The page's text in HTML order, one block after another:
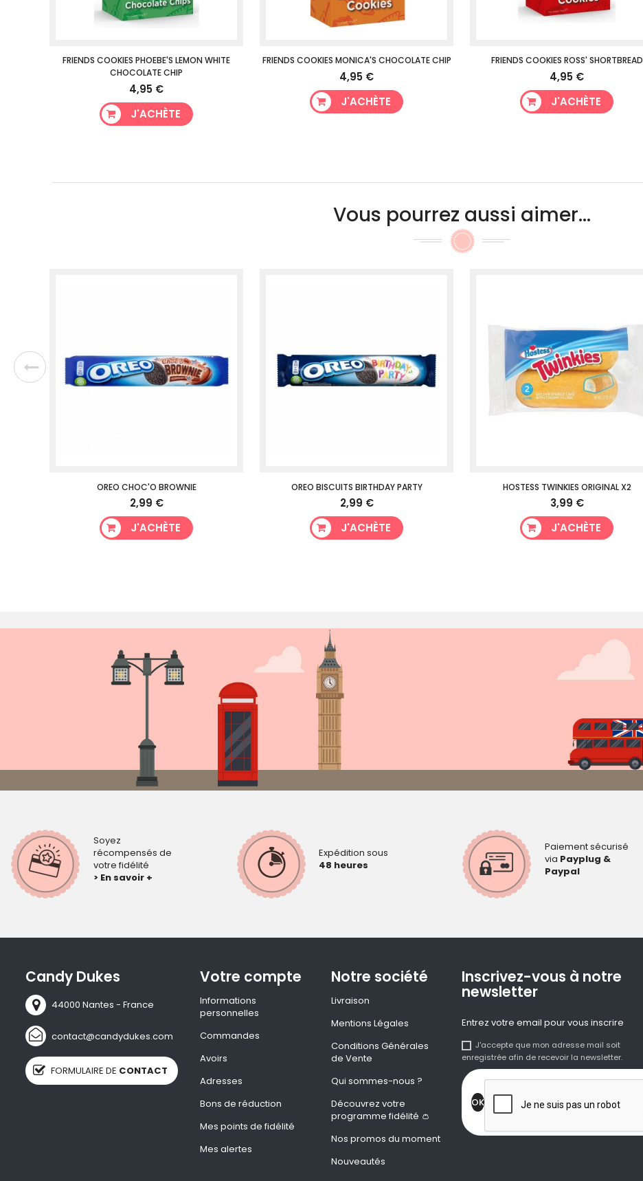
FRIENDS COOKIES PHOEBE'S LEMON WHITE
CHOCOLATE CHIP
4,95 €
J'ACHÈTE
FRIENDS COOKIES MONICA'S CHOCOLATE CHIP
4,95 €
J'ACHÈTE
FRIENDS COOKIES ROSS' SHORTBREAD
4,95 €
J'ACHÈTE
Vous pourrez aussi aimer...
OREO CHOC'O BROWNIE
2,99 €
J'ACHÈTE
OREO BISCUITS BIRTHDAY PARTY
2,99 €
J'ACHÈTE
HOSTESS TWINKIES ORIGINAL X2
3,99 €
J'ACHÈTE
Soyez
récompensés de
votre fidélité
> En savoir +
Expédition sous
48 heures
Paiement sécurisé
via Payplug &
Paypal
Candy Dukes
44000 Nantes - France
contact@candydukes.com
FORMULAIRE DE CONTACT
Votre compte
Informations
personnelles
Commandes
Avoirs
Adresses
Bons de réduction
Mes points de fidélité
Mes alertes
Notre société
Livraison
Mentions Légales
Conditions Générales
de Vente
Qui sommes-nous ?
Découvrez votre
programme fidélité 👛
Nos promos du moment
Nouveautés
Inscrivez-vous à notre
newsletter
Entrez votre email pour vous inscrire
J'accepte que mon adresse mail soit
enregistrée afin de recevoir la newsletter.